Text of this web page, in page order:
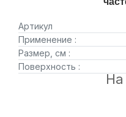
Артикул
Применение :
Размер, см :
Поверхность :
На